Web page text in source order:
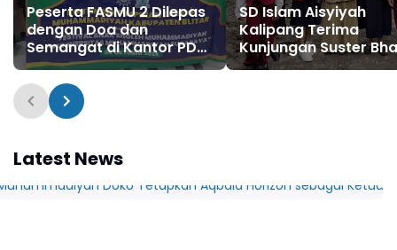
Peserta FASMU 2 Dilepas
dengan Doa dan
Semangat di Kantor PDM
Kab Blitar
SD Islam Aisyiyah
Kalipang Terima
Kunjungan Suster
Luhur dalam Aksi
Latest News